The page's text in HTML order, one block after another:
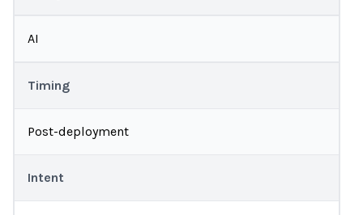
AI
Timing
Post-deployment
Intent